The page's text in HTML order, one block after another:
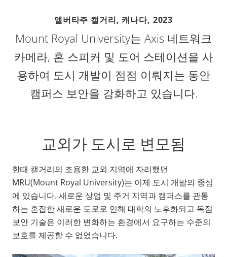
앨버타주 캘거리, 캐나다, 2023
Mount Royal University는 Axis 네트워크
카메라, 혼 스피커 및 도어 스테이션을 사
용하여 도시 개발이 점점 이뤄지는 동안
캠퍼스 보안을 강화하고 있습니다.
교외가 도시로 변모됨
한때 캘거리의 조용한 교외 지역에 자리했던
MRU(Mount Royal University)는 이제 도시 개발의 중심
에 있습니다. 새로운 상업 및 주거 지역과 캠퍼스를 관통
하는 혼잡한 새로운 도로로 인해 대학의 노후화되고 독점
보안 기술은 이러한 변화하는 환경에서 요구하는 수준의
보호를 제공할 수 없었습니다.